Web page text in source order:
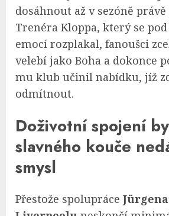
dosáhnout až v sezóně
Trenéra Kloppa, který se
emocí rozplakal, fanoušci
velebí jako Boha a dokonce
mu klub učinil nabídku, jíž
odmítnout.
Doživotní spojení
slavného kouče
smysl
Přestože spolupráce